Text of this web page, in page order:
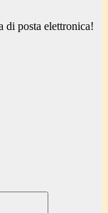
di posta elettronica!